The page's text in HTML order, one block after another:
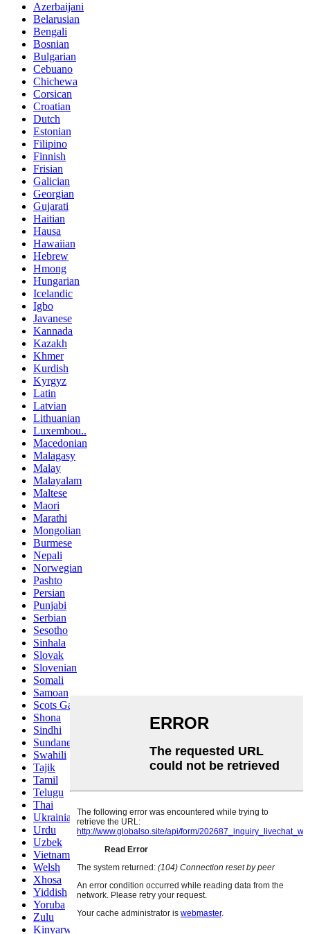
Azerbaijani
Belarusian
Bengali
Bosnian
Bulgarian
Cebuano
Chichewa
Corsican
Croatian
Dutch
Estonian
Filipino
Finnish
Frisian
Galician
Georgian
Gujarati
Haitian
Hausa
Hawaiian
Hebrew
Hmong
Hungarian
Icelandic
Igbo
Javanese
Kannada
Kazakh
Khmer
Kurdish
Kyrgyz
Latin
Latvian
Lithuanian
Luxembou..
Macedonian
Malagasy
Malay
Malayalam
Maltese
Maori
Marathi
Mongolian
Burmese
Nepali
Norwegian
Pashto
Persian
Punjabi
Serbian
Sesotho
Sinhala
Slovak
Slovenian
Somali
Samoan
Scots Gaelic
Shona
Sindhi
Sundanese
Swahili
Tajik
Tamil
Telugu
Thai
Ukrainian
Urdu
Uzbek
Vietnamese
Welsh
Xhosa
Yiddish
Yoruba
Zulu
Kinyarwanda